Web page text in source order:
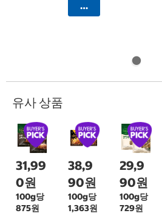
카트에 담기
유사 상품
31,99
0원
100g당
875원
38,9
90원
100g당
1,363원
29,9
90원
100g당
729원